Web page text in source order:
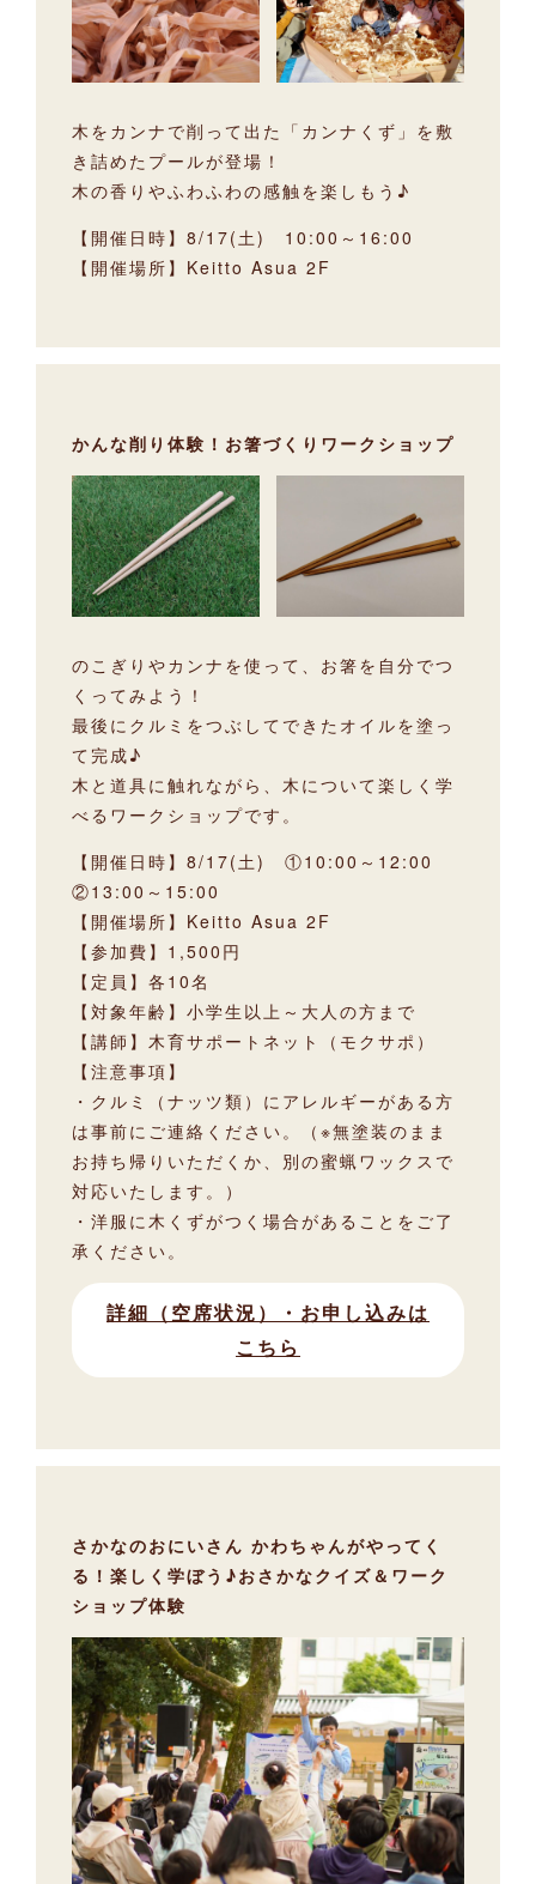
木をカンナで削って出た「カンナくず」を敷
き詰めたプールが登場！
木の香りやふわふわの感触を楽しもう♪
【開催日時】8/17(土) 10:00～16:00
【開催場所】Keitto Asua 2F
かんな削り体験！お箸づくりワークショップ
のこぎりやカンナを使って、お箸を自分でつ
くってみよう！
最後にクルミをつぶしてできたオイルを塗っ
て完成♪
木と道具に触れながら、木について楽しく学
べるワークショップです。
【開催日時】8/17(土) ①10:00～12:00
②13:00～15:00
【開催場所】Keitto Asua 2F
【参加費】1,500円
【定員】各10名
【対象年齢】小学生以上～大人の方まで
【講師】木育サポートネット（モクサポ）
【注意事項】
・クルミ（ナッツ類）にアレルギーがある方
は事前にご連絡ください。（※無塗装のまま
お持ち帰りいただくか、別の蜜蝋ワックスで
対応いたします。）
・洋服に木くずがつく場合があることをご了
承ください。
詳細（空席状況）・お申し込みは
こちら
さかなのおにいさん かわちゃんがやってく
る！楽しく学ぼう♪おさかなクイズ＆ワーク
ショップ体験